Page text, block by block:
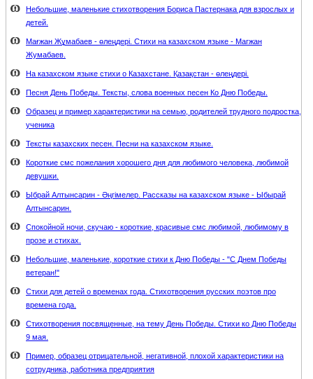
Небольшие, маленькие стихотворения Бориса Пастернака для взрослых и
детей.
Мағжан Жұмабаев - өлеңдері. Стихи на казахском языке - Магжан
Жумабаев.
На казахском языке стихи о Казахстане. Қазақстан - өлеңдері.
Песня День Победы. Тексты, слова военных песен Ко Дню Победы.
Образец и пример характеристики на семью, родителей трудного подростка,
ученика
Тексты казахских песен. Песни на казахском языке.
Короткие смс пожелания хорошего дня для любимого человека, любимой
девушки.
Ыбрай Алтынсарин - Әңгімелер. Рассказы на казахском языке - Ыбырай
Алтынсарин.
Спокойной ночи, скучаю - короткие, красивые смс любимой, любимому в
прозе и стихах.
Небольшие, маленькие, короткие стихи к Дню Победы - "С Днем Победы
ветеран!"
Стихи для детей о временах года. Стихотворения русских поэтов про
времена года.
Стихотворения посвященные, на тему День Победы. Стихи ко Дню Победы
9 мая.
Пример, образец отрицательной, негативной, плохой характеристики на
сотрудника, работника предприятия